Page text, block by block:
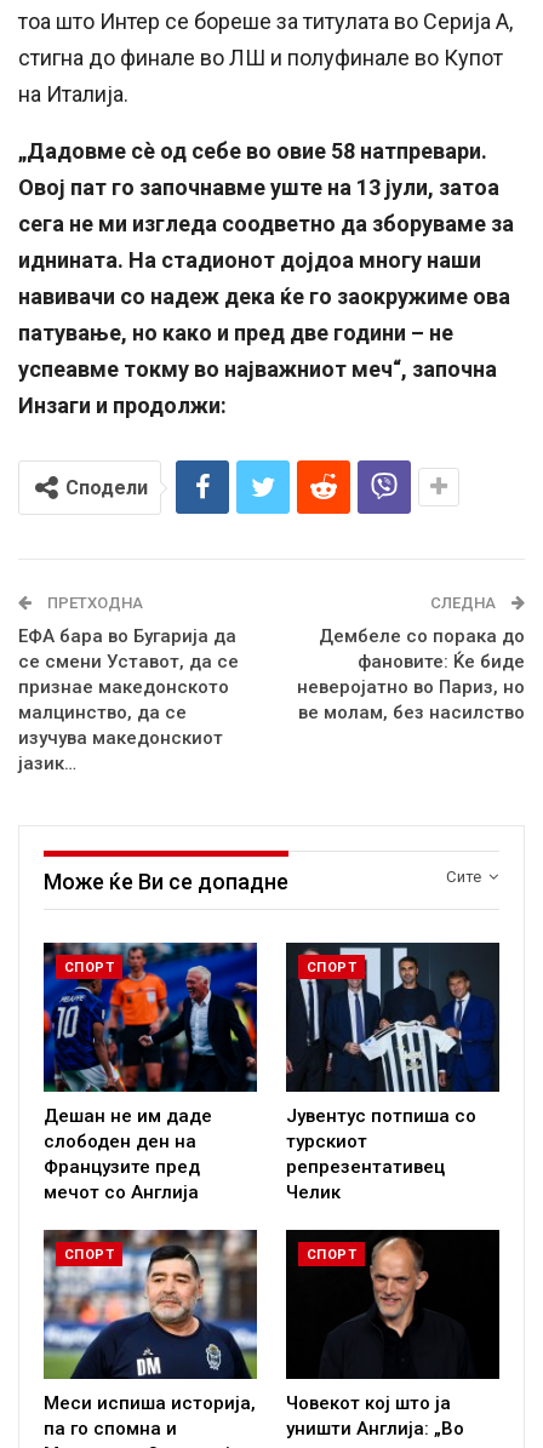
тоа што Интер се бореше за титулата во Серија А,
стигна до финале во ЛШ и полуфинале во Купот
на Италија.
„Дадовме сè од себе во овие 58 натпревари.
Овој пат го започнавме уште на 13 јули, затоа
сега не ми изгледа соодветно да зборуваме за
иднината. На стадионот дојдоа многу наши
навивачи со надеж дека ќе го заокружиме ова
патување, но како и пред две години – не
успеавме токму во најважниот меч“, започна
Инзаги и продолжи:
Сподели
ПРЕТХОДНА
ЕФА бара во Бугарија да
се смени Уставот, да се
признае македонското
малцинство, да се
изучува македонскиот
јазик…
СЛЕДНА
Дембеле со порака до
фановите: Ќе биде
неверојатно во Париз, но
ве молам, без насилство
Сите
Може ќе Ви се допадне
СПОРТ
Дешан не им даде
слободен ден на
Французите пред
мечот со Англија
СПОРТ
Јувентус потпиша со
турскиот
репрезентативец
Челик
СПОРТ
Меси испиша историја,
па го спомна и
СПОРТ
Човекот кој што ја
уништи Англија: „Во